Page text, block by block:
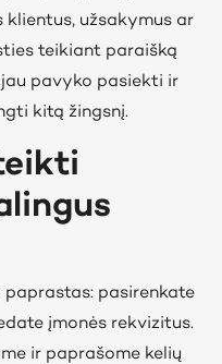
klientus, užsakymus ar
teikiant paraišką
pavyko pasiekti ir
kitą žingsnį.
pasirenkate
įmonės rekvizitus.
ir paprašome kelių